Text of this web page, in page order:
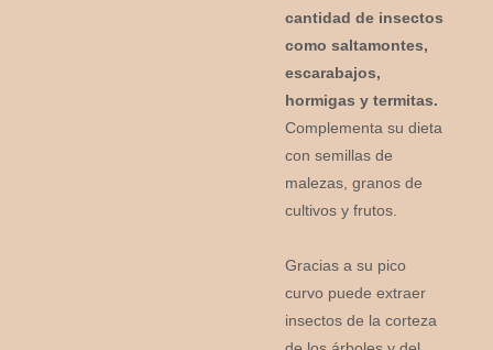
cantidad de insectos
como saltamontes,
escarabajos,
hormigas y termitas.
Complementa su dieta
con semillas de
malezas, granos de
cultivos y frutos.
Gracias a su pico
curvo puede extraer
insectos de la corteza